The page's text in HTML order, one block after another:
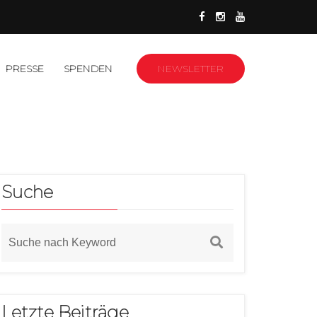
PRESSE SPENDEN NEWSLETTER
Suche
Letzte Beiträge